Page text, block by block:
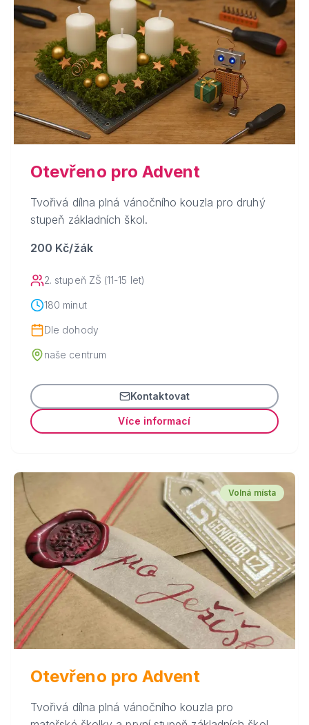
Otevřeno pro Advent
Tvořivá dílna plná vánočního kouzla pro druhý
stupeň základních škol.
200 Kč/žák
2. stupeň ZŠ (11-15 let)
180 minut
Dle dohody
naše centrum
Kontaktovat
Více informací
Volná místa
Otevřeno pro Advent
Tvořivá dílna plná vánočního kouzla pro